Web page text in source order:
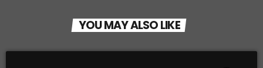
YOU MAY ALSO LIKE